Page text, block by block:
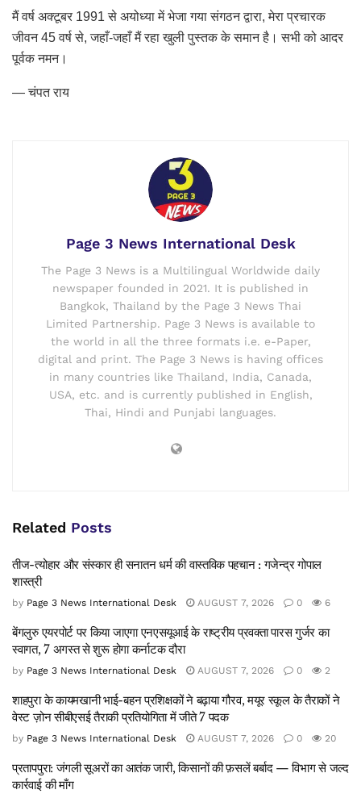
मैं वर्ष अक्टूबर 1991 से अयोध्या में भेजा गया संगठन द्वारा, मेरा प्रचारक
जीवन 45 वर्ष से, जहाँ-जहाँ मैं रहा खुली पुस्तक के समान है। सभी को आदर
पूर्वक नमन।
— चंपत राय
Page 3 News International Desk
The Page 3 News is a Multilingual Worldwide daily
newspaper founded in 2021. It is published in
Bangkok, Thailand by the Page 3 News Thai
Limited Partnership. Page 3 News is available to
the world in all the three formats i.e. e-Paper,
digital and print. The Page 3 News is having offices
in many countries like Thailand, India, Canada,
USA, etc. and is currently published in English,
Thai, Hindi and Punjabi languages.
Related Posts
तीज-त्योहार और संस्कार ही सनातन धर्म की वास्तविक पहचान : गजेन्द्र गोपाल
शास्त्री
by Page 3 News International Desk AUGUST 7, 2026 0 6
बेंगलुरु एयरपोर्ट पर किया जाएगा एनएसयूआई के राष्ट्रीय प्रवक्ता पारस गुर्जर का
स्वागत, 7 अगस्त से शुरू होगा कर्नाटक दौरा
by Page 3 News International Desk AUGUST 7, 2026 0 2
शाहपुरा के कायमखानी भाई-बहन प्रशिक्षकों ने बढ़ाया गौरव, मयूर स्कूल के तैराकों ने
वेस्ट ज़ोन सीबीएसई तैराकी प्रतियोगिता में जीते 7 पदक
by Page 3 News International Desk AUGUST 7, 2026 0 20
प्रतापपुरा: जंगली सूअरों का आतंक जारी, किसानों की फ़सलें बर्बाद — विभाग से जल्द
कार्रवाई की माँग